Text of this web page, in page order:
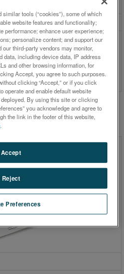
XEPOS
レベルの性能でED-
義するED-XRF分析
とホワイトペーパー
tools (“cookies”), some of which
website features and functionality;
performance; enhance user experience;
personalize content; and support our
third-party vendors may monitor,
data, including device data, IP address
and other browsing information, for
Accept, you agree to such purposes.
clicking “Accept,” or if you click
operate and enable default website
By using this site or clicking
you acknowledge and agree to
the link in the footer of this website,
.
Preferences
Reject
Accept